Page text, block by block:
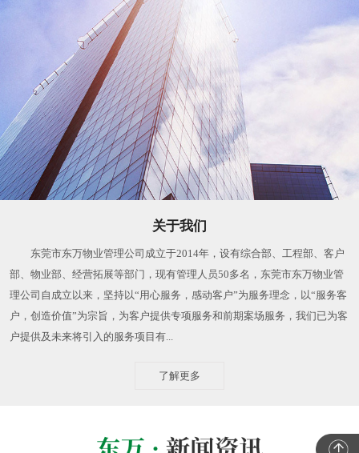
关于我们
东莞市东万物业管理公司成立于2014年，设有综合部、工程部、客户
部、物业部、经营拓展等部门，现有管理人员50多名，东莞市东万物业管
理公司自成立以来，坚持以“用心服务，感动客户”为服务理念，以“服务客
户，创造价值”为宗旨，为客户提供专项服务和前期案场服务，我们已为客
户提供及未来将引入的服务项目有...
了解更多